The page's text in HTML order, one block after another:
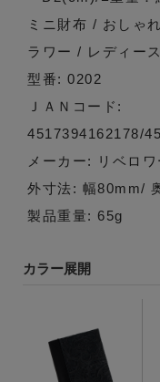
ミニ財布 / おしゃ
ラワー / レディー
型番: 0202
ＪＡＮコード:
4517394162178/
メーカー: リベロワ
外寸法: 幅80mm/
製品重量: 65g
カラー展開